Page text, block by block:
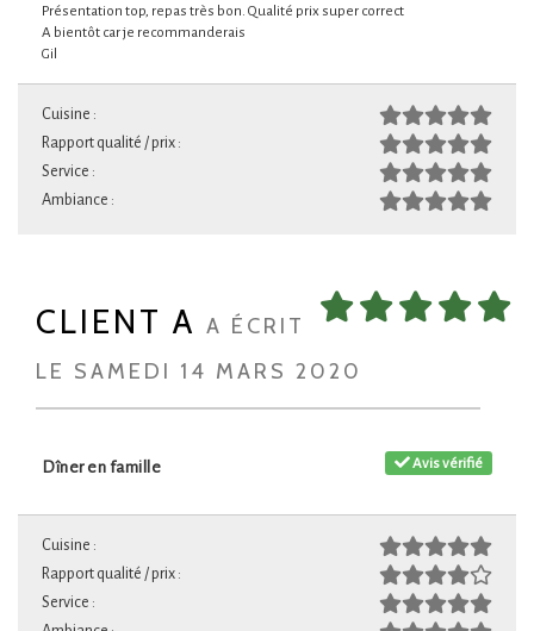
Présentation top, repas très bon. Qualité prix super correct
A bientôt car je recommanderais
Gil
Cuisine :
Rapport qualité / prix :
Service :
Ambiance :
CLIENT A A ÉCRIT
LE SAMEDI 14 MARS 2020
Avis vérifié
Dîner en famille
Cuisine :
Rapport qualité / prix :
Service :